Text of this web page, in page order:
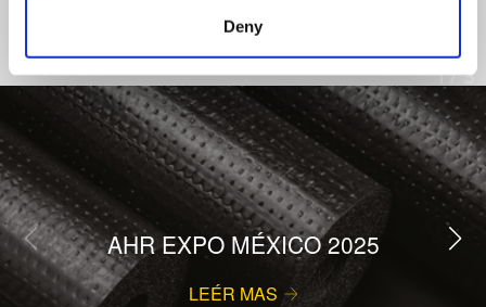
Deny
AHR EXPO MÉXICO 2025
LEÉR MAS
1/3